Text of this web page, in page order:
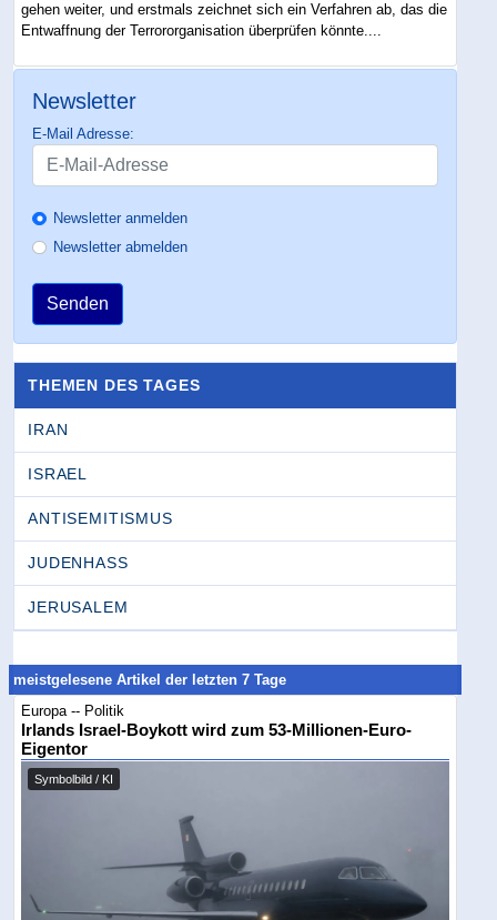
gehen weiter, und erstmals zeichnet sich ein Verfahren ab, das die
Entwaffnung der Terrororganisation überprüfen könnte....
Newsletter
E-Mail Adresse:
Newsletter anmelden
Newsletter abmelden
Senden
THEMEN DES TAGES
IRAN
ISRAEL
ANTISEMITISMUS
JUDENHASS
JERUSALEM
meistgelesene Artikel der letzten 7 Tage
Europa -- Politik
Irlands Israel-Boykott wird zum 53-Millionen-Euro-
Eigentor
Symbolbild / KI